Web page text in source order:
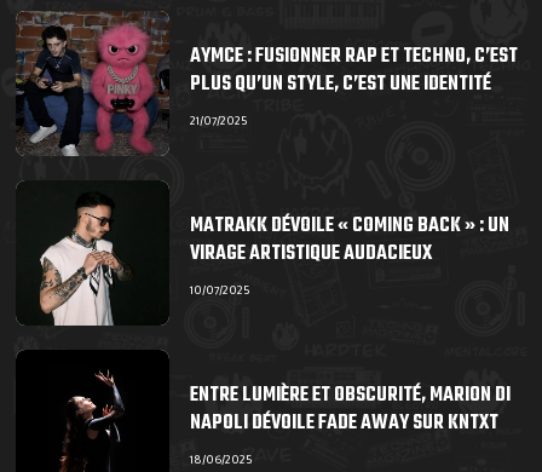
AYMCE : FUSIONNER RAP ET TECHNO, C’EST
PLUS QU’UN STYLE, C’EST UNE IDENTITÉ
21/07/2025
MATRAKK DÉVOILE « COMING BACK » : UN
VIRAGE ARTISTIQUE AUDACIEUX
10/07/2025
ENTRE LUMIÈRE ET OBSCURITÉ, MARION DI
NAPOLI DÉVOILE FADE AWAY SUR KNTXT
18/06/2025